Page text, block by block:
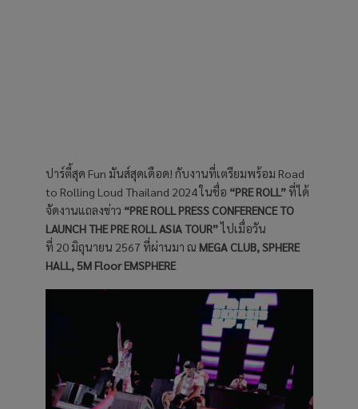
ปาร์ตี้สุด Fun มันส์สุดเดือด! กับงานที่เตรียมพร้อม Road
to Rolling Loud Thailand 2024 ในชื่อ “PRE ROLL”ที่ได้
จัดงานแถลงข่าว “PRE ROLL PRESS CONFERENCE TO
LAUNCH THE PRE ROLL ASIA TOUR”ไปเมื่อวัน
ที่ 20 มิถุนายน 2567 ที่ผ่านมา ณ MEGA CLUB, SPHERE
HALL, 5M Floor EMSPHERE